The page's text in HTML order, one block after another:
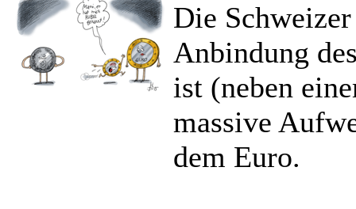
Die
Anbindung
ist (neben
massive
dem Euro.